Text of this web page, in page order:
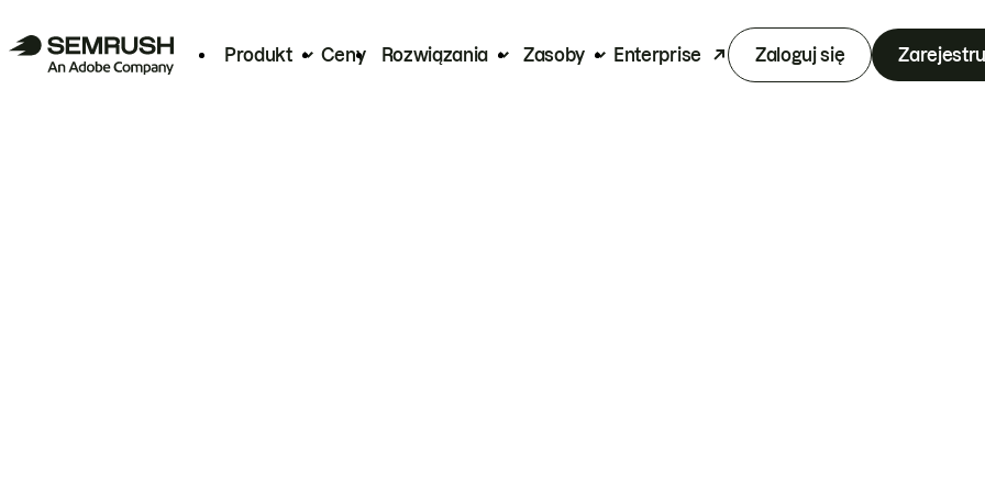
Produkt Ceny Rozwiązania Zasoby Enterprise Zaloguj się